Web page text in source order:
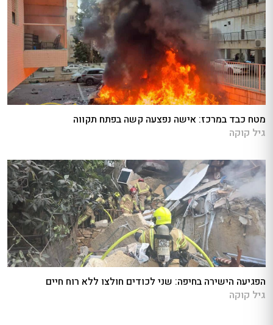
מטח כבד במרכז: אישה נפצעה קשה בפתח תקווה
גיל קוקה
הפגיעה הישירה בחיפה: שני לכודים חולצו ללא רוח חיים
גיל קוקה